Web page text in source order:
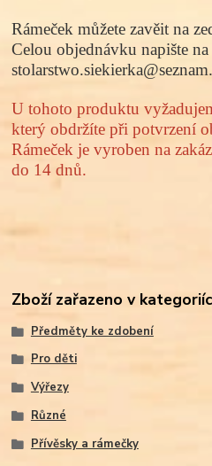
Rámečekmůžete zavěit na
Celou objednávku napište na
U tohoto produktu
který obdržíte při potvrzení
Rámeček je vyroben na
do 14 dnů.
Zboží zařazeno v
Předměty ke zdobení
Pro děti
Výřezy
Různé
Přívěsky a rámečky